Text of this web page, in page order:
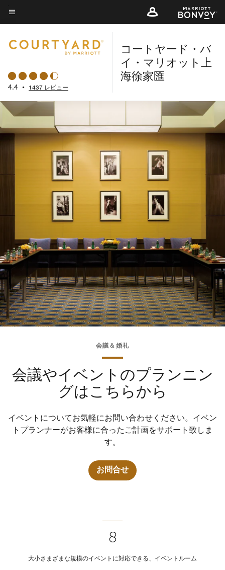
Skip
to
content
メニューのテキスト
4.4 • 1437 レビュー
コートヤード・バ
イ・マリオット上
海徐家匯
会議＆婚礼
会議やイベントのプランニン
グはこちらから
イベントについてお気軽にお問い合わせください。イベン
トプランナーがお客様に合ったご計画をサポート致しま
す。
お問合せ
8
大小さまざまな規模のイベントに対応できる、イベントルーム